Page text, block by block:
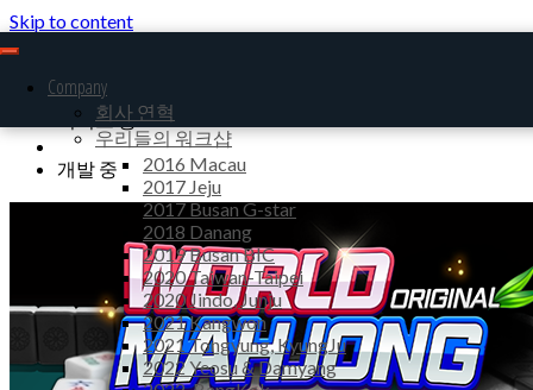
Skip to content
MasterGames
Mobile Game Developer
Company
회사 연혁
우리들의 워크샵
2016 Macau
2017 Jeju
2017 Busan G-star
2018 Danang
2019 Busan BIC
2020 Taiwan-Taipei
2020 Jindo, Junju
2021 Kangwon
2021 Tongyung, KyungJu
2022 Yeosu & Damyang
All
서비스 중
개발 중